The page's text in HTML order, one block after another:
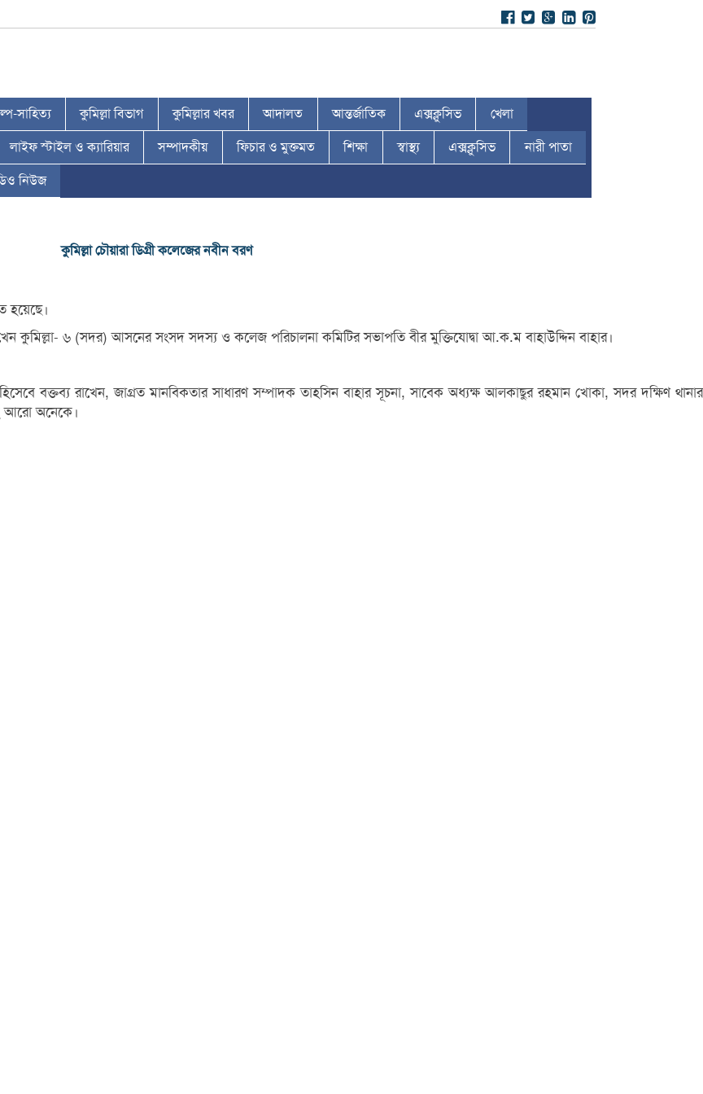
সাহিত্য কুমিল্লা বিভাগ কুমিল্লার খবর আদালত আন্তর্জাতিক এক্সক্লুসিভ খেলা
লাইফ স্টাইল ও ক্যারিয়ার সম্পাদকীয় ফিচার ও মুক্তমত শিক্ষা স্বাস্থ্য এক্সক্লুসিভ নারী পাতা
নিউজ
কুমিল্লা চৌয়ারা ডিগ্রী কলেজের নবীন বরণ
হয়েছে।
কুমিল্লা- ৬ (সদর) আসনের সংসদ সদস্য ও কলেজ পরিচালনা কমিটির সভাপতি বীর মুক্তিযোদ্বা আ.ক.ম বাহাউদ্দিন বাহার।
বক্তব্য রাখেন, জাগ্রত মানবিকতার সাধারণ সম্পাদক তাহসিন বাহার সূচনা, সাবেক অধ্যক্ষ আলকাছুর রহমান খোকা, সদর দক্ষিণ থানার
আরো অনেকে।